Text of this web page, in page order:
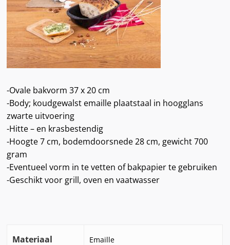
-Ovale bakvorm 37 x 20 cm
-Body; koudgewalst emaille plaatstaal in hoogglans
zwarte uitvoering
-Hitte – en krasbestendig
-Hoogte 7 cm, bodemdoorsnede 28 cm, gewicht 700
gram
-Eventueel vorm in te vetten of bakpapier te gebruiken
-Geschikt voor grill, oven en vaatwasser
Materiaal Emaille